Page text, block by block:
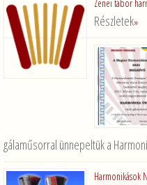
Zenei tábor
Részletek»
gálaműsorral ünnepeltük a
Harmonikások